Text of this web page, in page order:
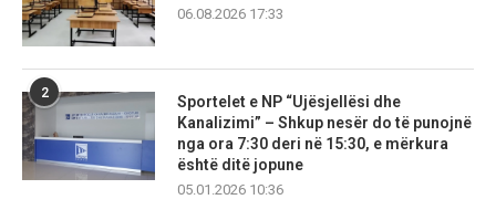
06.08.2026 17:33
2
Sportelet e NP “Ujësjellësi dhe
Kanalizimi” – Shkup nesër do të punojnë
nga ora 7:30 deri në 15:30, e mërkura
është ditë jopune
05.01.2026 10:36